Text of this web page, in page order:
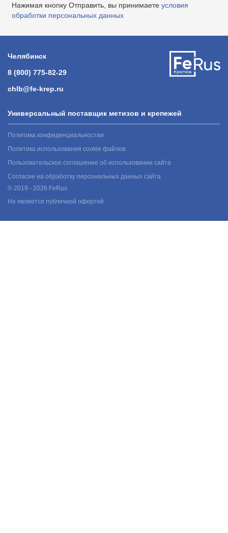
Нажимая кнопку Отправить, вы принимаете условия
обработки персональных данных
Челябинск
8 (800) 775-82-29
chlb@fe-krep.ru
Универсальный поставщик метизов и крепежей
Политика конфиденциальностии
Политика использования cookie файлов
Пользовательское соглашение об использовании сайта
Согласие на обработку персональных данных сайта
© 2019 - 2026 FeRus
Не является публичной офертой